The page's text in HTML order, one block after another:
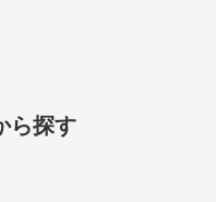
ら探す